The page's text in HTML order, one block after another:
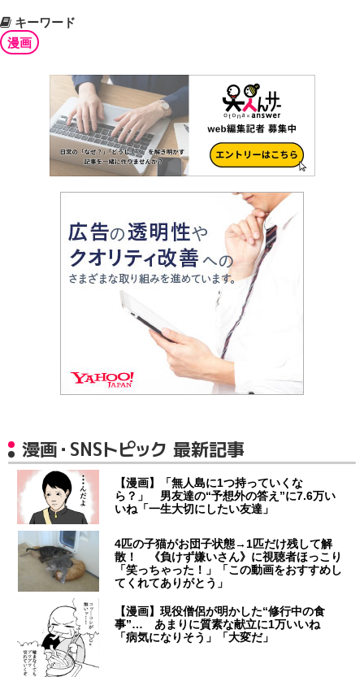
キーワード
漫画
漫画・SNSトピック 最新記事
【漫画】「無人島に1つ持っていくな
ら？」 男友達の“予想外の答え”に7.6万い
いね「一生大切にしたい友達」
4匹の子猫がお団子状態→1匹だけ残して解
散！ 《負けず嫌いさん》に視聴者ほっこり
「笑っちゃった！」「この動画をおすすめし
てくれてありがとう」
【漫画】現役僧侶が明かした“修行中の食
事”… あまりに質素な献立に1万いいね
「病気になりそう」「大変だ」